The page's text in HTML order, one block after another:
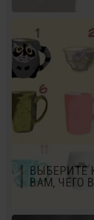
ВЫБЕРИТЕ
ВАМ, ЧЕГО